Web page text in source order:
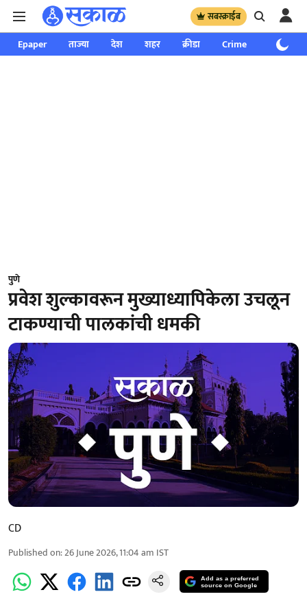
सबस्क्राईब
Epaper ताज्या देश शहर क्रीडा Crime साप्ताहिक
पुणे
प्रवेश शुल्कावरून मुख्याध्यापिकेला उचलून
टाकण्याची पालकांची धमकी
CD
Published on:26 June 2026, 11:04 am IST
Add as a preferred
source on Google